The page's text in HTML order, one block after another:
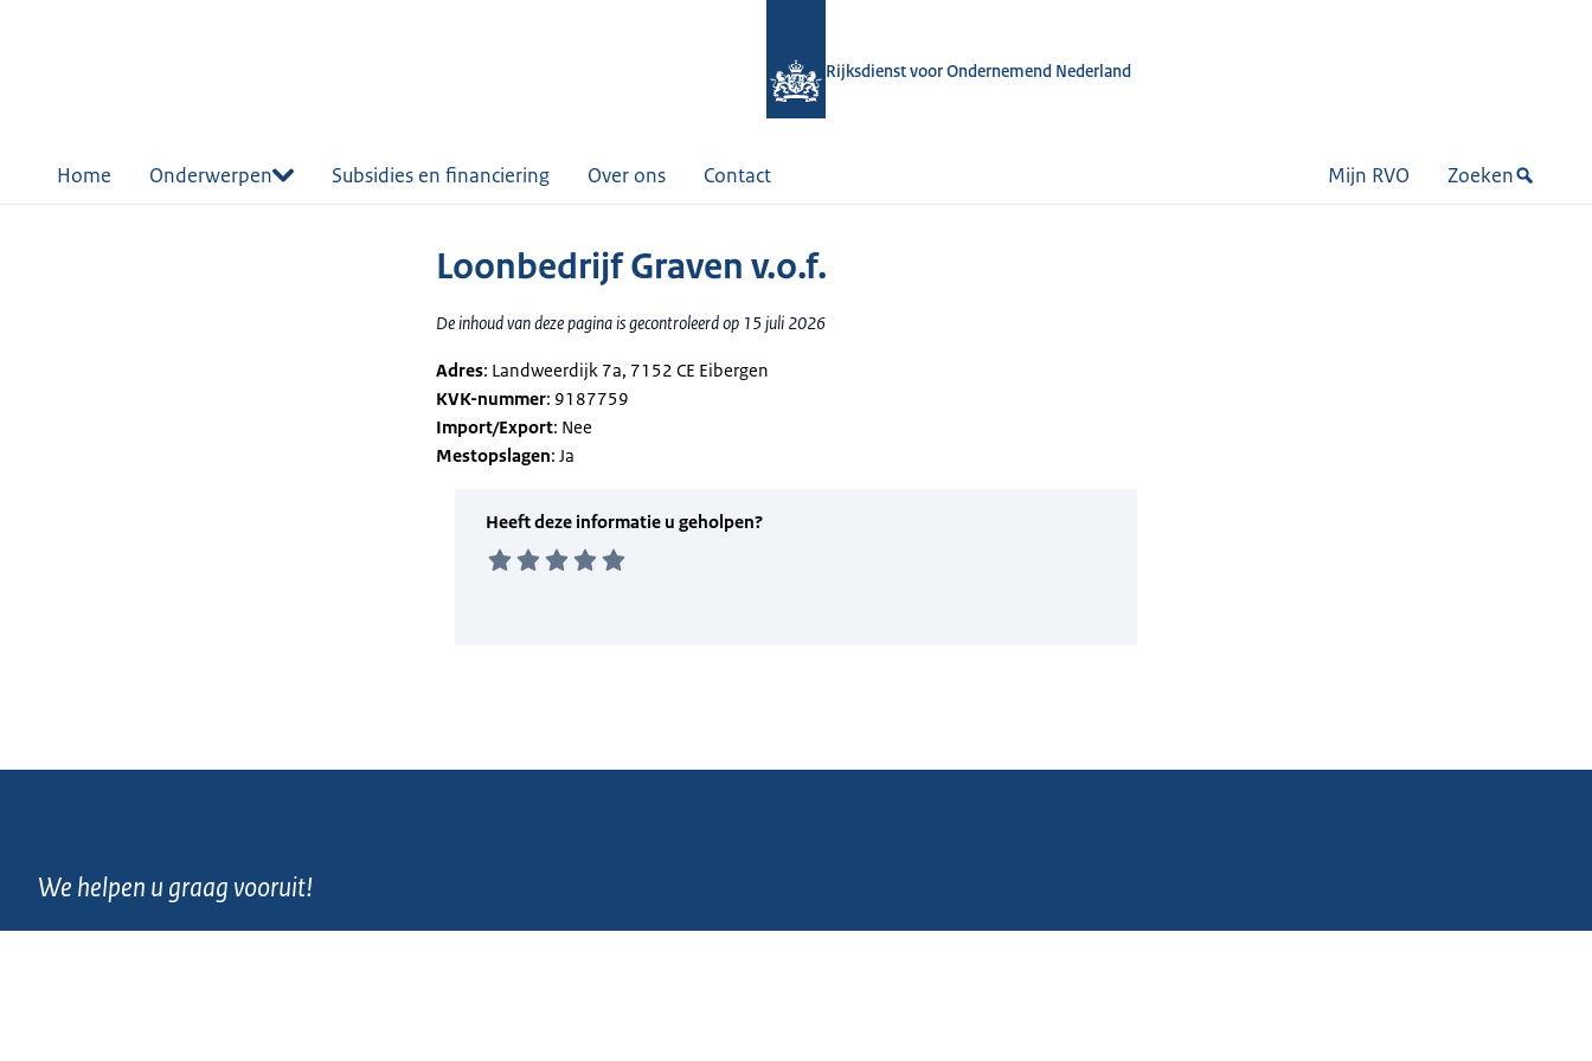
Rijksdienst voor Ondernemend Nederland
Home Onderwerpen Subsidies en financiering Over ons Contact Mijn RVO Zoeken
Loonbedrijf Graven v.o.f.
De inhoud van deze pagina is gecontroleerd op 15 juli 2026
Adres: Landweerdijk 7a, 7152 CE Eibergen
KVK-nummer: 9187759
Import/Export: Nee
Mestopslagen: Ja
We helpen u graag vooruit!